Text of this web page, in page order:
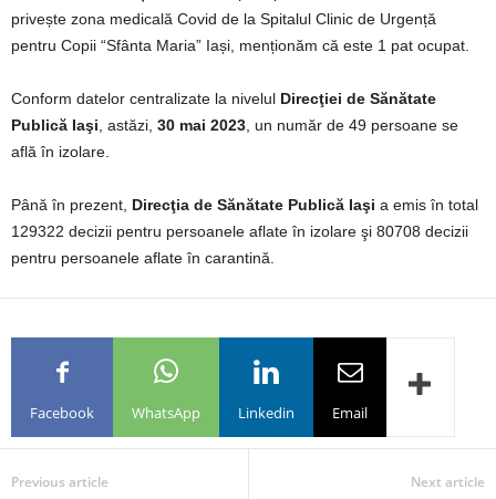
privește zona medicală Covid de la Spitalul Clinic de Urgență
pentru Copii “Sfânta Maria” Iași, menționăm că este 1 pat ocupat.
Conform datelor centralizate la nivelul Direcţiei de Sănătate
Publică Iaşi , astăzi, 30 mai 2023 , un număr de 49 persoane se
află în izolare.
Până în prezent, Direcţia de Sănătate Publică Iaşi a emis în total
129322 decizii pentru persoanele aflate în izolare şi 80708 decizii
pentru persoanele aflate în carantină.
Facebook WhatsApp Linkedin Email
Previous article Next article